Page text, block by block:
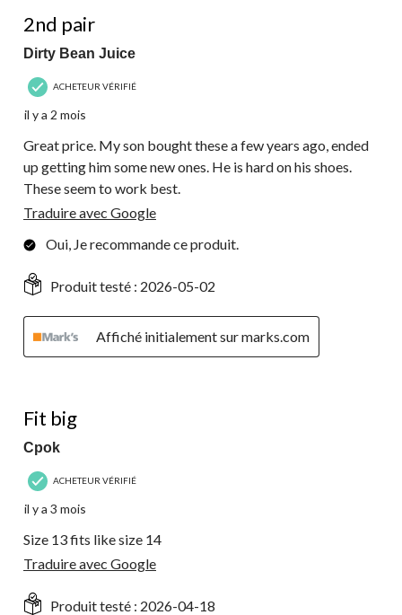
2nd pair
Dirty Bean Juice
ACHETEUR VÉRIFIÉ
il y a 2 mois
Great price. My son bought these a few years ago, ended
up getting him some new ones. He is hard on his shoes.
These seem to work best.
Traduire avec Google
Oui, Je recommande ce produit.
Produit testé : 2026-05-02
Affiché initialement sur marks.com
Fit big
Cpok
ACHETEUR VÉRIFIÉ
il y a 3 mois
Size 13 fits like size 14
Traduire avec Google
Produit testé : 2026-04-18